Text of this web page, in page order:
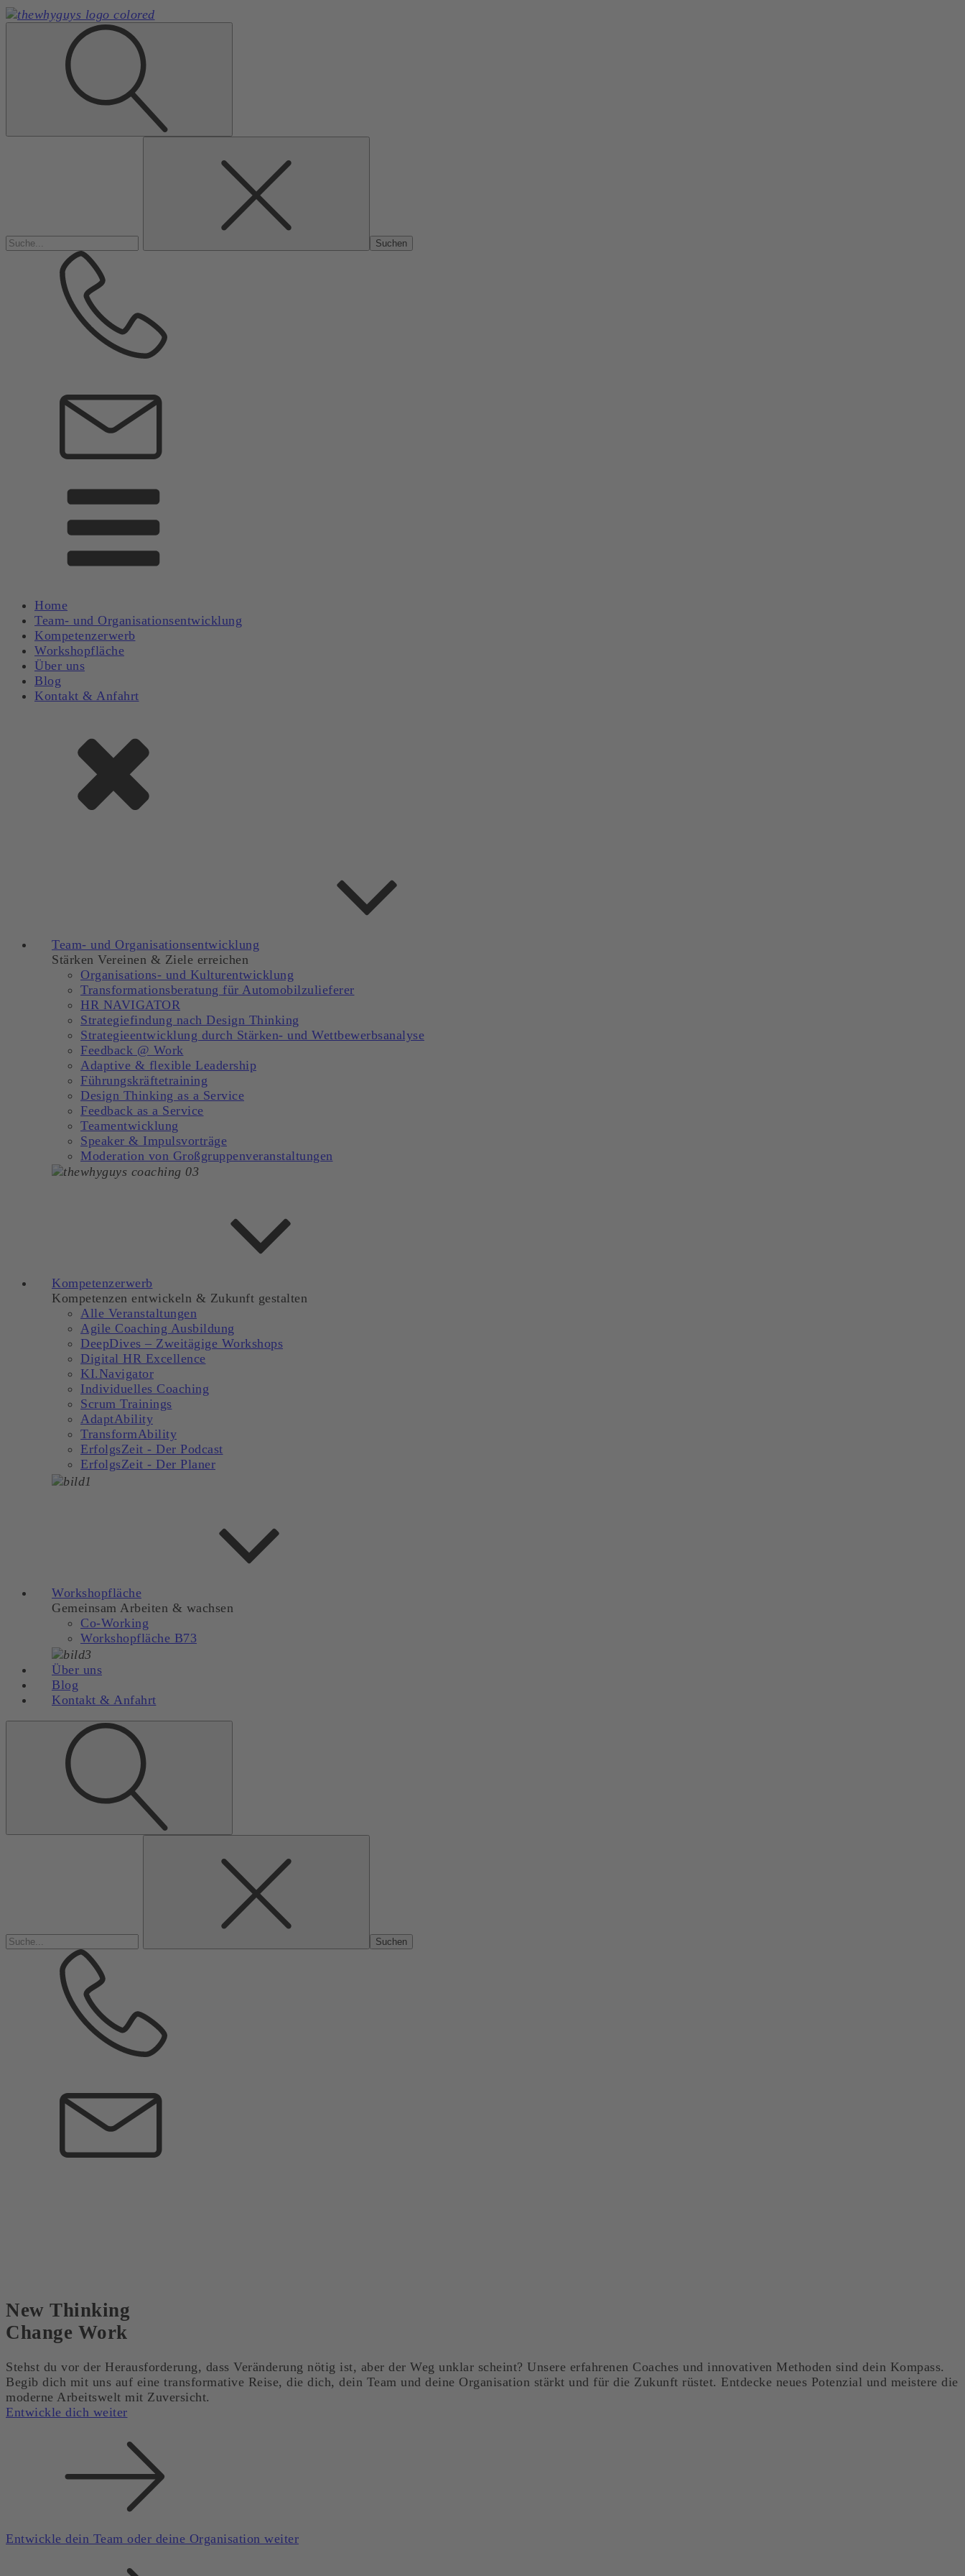
Home
Team- und Organisationsentwicklung
Kompetenzerwerb
Workshopfläche
Über uns
Blog
Kontakt & Anfahrt
Team- und Organisationsentwicklung
Stärken Vereinen & Ziele erreichen
Organisations- und Kulturentwicklung
Transformationsberatung für Automobilzulieferer
HR NAVIGATOR
Strategiefindung nach Design Thinking
Strategieentwicklung durch Stärken- und Wettbewerbsanalyse
Feedback @ Work
Adaptive & flexible Leadership
Führungskräftetraining
Design Thinking as a Service
Feedback as a Service
Teamentwicklung
Speaker & Impulsvorträge
Moderation von Großgruppenveranstaltungen
Kompetenzerwerb
Kompetenzen entwickeln & Zukunft gestalten
Alle Veranstaltungen
Agile Coaching Ausbildung
DeepDives – Zweitägige Workshops
Digital HR Excellence
KI.Navigator
Individuelles Coaching
Scrum Trainings
AdaptAbility
TransformAbility
ErfolgsZeit - Der Podcast
ErfolgsZeit - Der Planer
Workshopfläche
Gemeinsam Arbeiten & wachsen
Co-Working
Workshopfläche B73
Über uns
Blog
Kontakt & Anfahrt
New Thinking
Change Work
Stehst du vor der Herausforderung, dass Veränderung nötig ist, aber der Weg unklar scheint? Unsere erfahrenen Coaches und innovativen Methoden sind dein Kompass.
Begib dich mit uns auf eine transformative Reise, die dich, dein Team und deine Organisation stärkt und für die Zukunft rüstet. Entdecke neues Potenzial und meistere die
moderne Arbeitswelt mit Zuversicht.
Entwickle dich weiter
Entwickle dein Team oder deine Organisation weiter